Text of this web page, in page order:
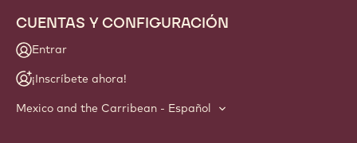
CUENTAS Y CONFIGURACIÓN
Entrar
¡Inscríbete ahora!
Mexico and the Carribean - Español